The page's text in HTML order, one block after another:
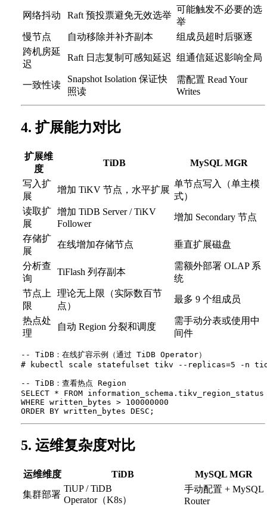
网络抖动 Raft 预投票避免无效选举
可能触发不必要的选
举
慢节点
自动移除并补齐副本
组成员超时后驱逐
跨机房延
迟
Raft 日志复制可感知延迟 组通信延迟影响全局
一致性读
Snapshot Isolation 保证快
照读
需配置 Read Your
Writes
4. 扩展能力对比
扩展维
度
TiDB MySQL MGR
写入扩
展
增加 TiKV 节点，水平扩展
单节点写入（单主模
式）
读取扩
展
增加 TiDB Server / TiKV
Follower
增加 Secondary 节点
存储扩
展
在线增加存储节点 垂直扩展磁盘
分析查
询
TiFlash 列存副本
需额外部署 OLAP 系
统
节点上
限
理论无上限（实际数百节
点）
最多 9 个组成员
热点处
理
自动 Region 分裂和调度
需手动分表或使用中
间件
-- TiDB：在线扩容示例（通过 TiDB Operator）
# kubectl scale statefulset tikv --replicas=5 -n
-- TiDB：查看热点 Region
SELECT * FROM information_schema.tikv_region_status
WHERE written_bytes > 100000000
5. 运维复杂度对比
运维维度 TiDB
MySQL MGR
集群部署
TiUP / TiDB
Operator（K8s）
手动配置 + MySQL
Router